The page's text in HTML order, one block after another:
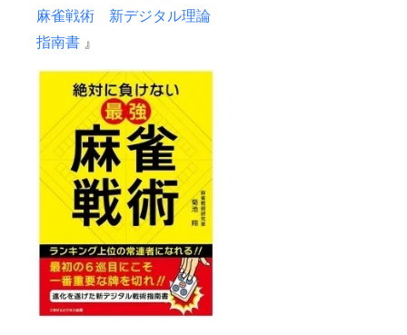
麻雀戦術 新デジタル理論
指南書 』